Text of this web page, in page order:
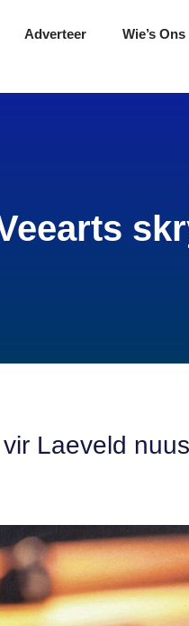
Adverteer Wie’s Ons
Laeveld